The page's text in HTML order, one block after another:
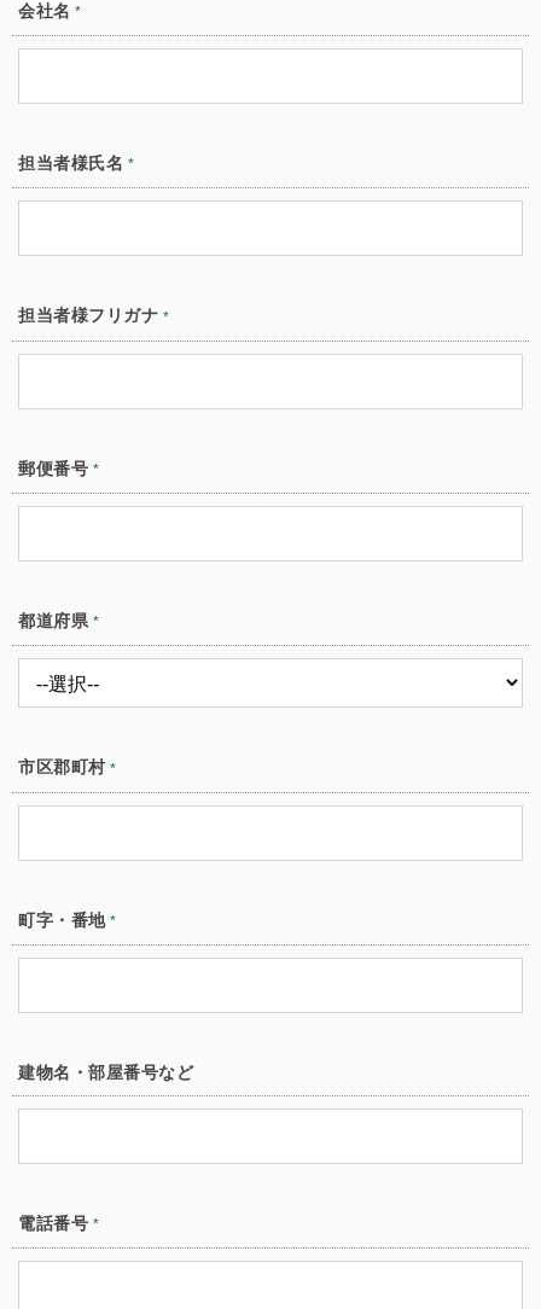
会社名 *
担当者様氏名 *
担当者様フリガナ *
郵便番号 *
都道府県 *
市区郡町村 *
町字・番地 *
建物名・部屋番号など
電話番号 *